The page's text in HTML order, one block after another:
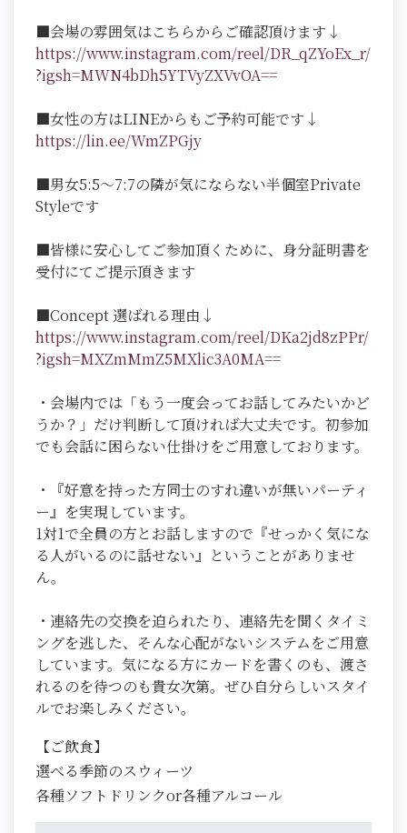
■会場の雰囲気はこちらからご確認頂けます↓
https://www.instagram.com/reel/DR_qZYoEx_r/
?igsh=MWN4bDh5YTVyZXVvOA==
■女性の方はLINEからもご予約可能です↓
https://lin.ee/WmZPGjy
■男女5:5～7:7の隣が気にならない半個室Private
Styleです
■皆様に安心してご参加頂くために、身分証明書を
受付にてご提示頂きます
■Concept 選ばれる理由↓
https://www.instagram.com/reel/DKa2jd8zPPr/
?igsh=MXZmMmZ5MXlic3A0MA==
・会場内では「もう一度会ってお話してみたいかど
うか？」だけ判断して頂ければ大丈夫です。初参加
でも会話に困らない仕掛けをご用意しております。
・『好意を持った方同士のすれ違いが無いパーティ
ー』を実現しています。
1対1で全員の方とお話しますので『せっかく気にな
る人がいるのに話せない』ということがありませ
ん。
・連絡先の交換を迫られたり、連絡先を聞くタイミ
ングを逃した、そんな心配がないシステムをご用意
しています。気になる方にカードを書くのも、渡さ
れるのを待つのも貴女次第。ぜひ自分らしいスタイ
ルでお楽しみください。
【ご飲食】
選べる季節のスウィーツ
各種ソフトドリンクor各種アルコール